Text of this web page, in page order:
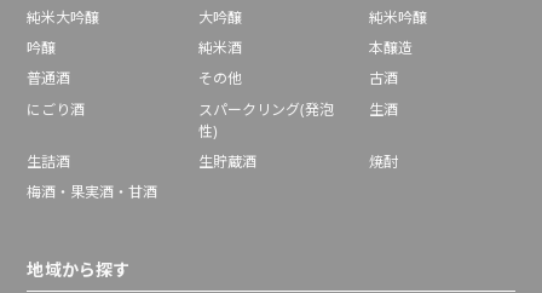
純米大吟醸 大吟醸
純米吟醸
吟醸
純米酒
本醸造
普通酒
その他
古酒
にごり酒
スパークリング(発泡
性)
生酒
生詰酒 生貯蔵酒
焼酎
梅酒・果実酒・甘酒
地域から探す